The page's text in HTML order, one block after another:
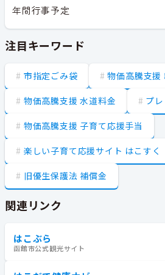
年間行事予定
注目キーワード
市指定ごみ袋 物価高騰支援
物価高騰支援 水道料金 プ
物価高騰支援 子育て応援手当
楽しい子育て応援サイト はこすく
旧優生保護法 補償金
関連リンク
はこぶら
函館市公式観光サイト